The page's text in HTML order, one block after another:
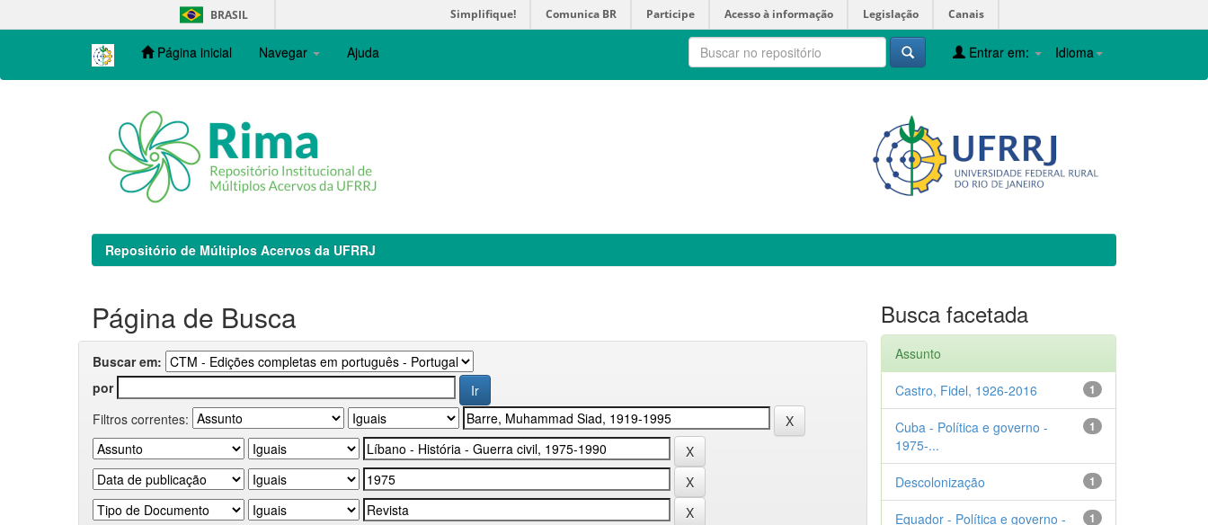
navigation
BRASIL Simplifique! Comunica BR Participe Acesso à informação Legislação Canais
Página inicial Navegar Ajuda Idioma
Entrar em:
Repositório de Múltiplos Acervos da UFRRJ
Página de Busca
Buscar em:
por
Filtros correntes:
Busca facetada
Assunto
1
Castro, Fidel, 1926-2016
1
Cuba - Política e governo -
1975-...
1
Descolonização
1
Equador - Política e governo -